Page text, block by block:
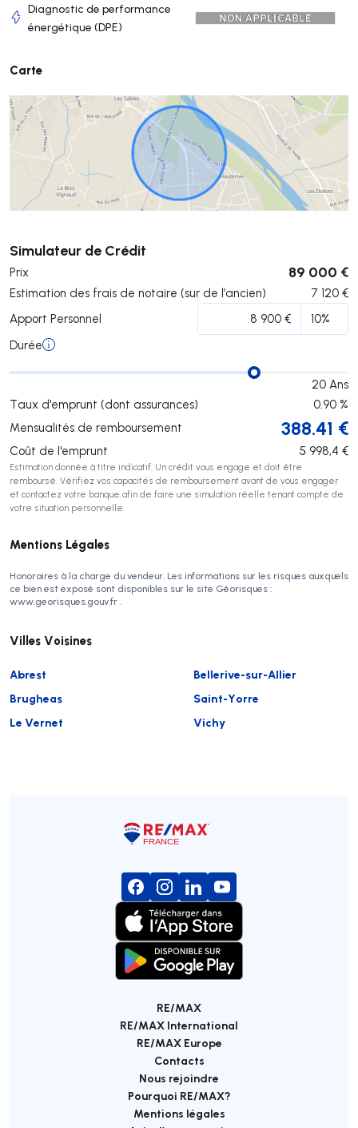
Diagnostic de performance
énergétique (DPE)
Carte
Simulateur de Crédit
Prix 89 000 €
Estimation des frais de notaire (sur de l’ancien) 7 120 €
Apport Personnel
Durée
20 Ans
Taux d'emprunt (dont assurances)
0.90 %
Mensualités de remboursement
388.41 €
Coût de l'emprunt 5 998,4 €
Estimation donnée à titre indicatif. Un crédit vous engage et doit être
remboursé. Vérifiez vos capacités de remboursement avant de vous engager
et contactez votre banque afin de faire une simulation réelle tenant compte de
votre situation personnelle.
Soumettre
Mentions Légales
Honoraires à la charge du vendeur. Les informations sur les risques auxquels
ce bien est exposé sont disponibles sur le site Géorisques :
www.georisques.gouv.fr .
Villes Voisines
Abrest
Bellerive-sur-Allier
Brugheas
Saint-Yorre
Le Vernet
Vichy
RE/MAX
RE/MAX International
RE/MAX Europe
Contacts
Nous rejoindre
Pourquoi RE/MAX?
Mentions légales